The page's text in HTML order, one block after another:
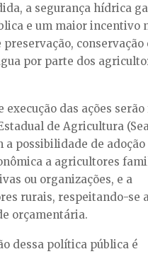
a segurança hídrica
e um maior incentivo
conservação
por parte dos
execução das ações
de Agricultura
a possibilidade de adoção
a agricultores
ou organizações, e a
rurais, respeitando-se a
orçamentária.
dessa política pública é